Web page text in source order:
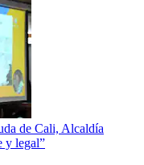
de Cali, Alcaldía
y legal”